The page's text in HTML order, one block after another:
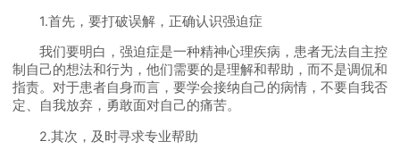
1.首先，要打破误解，正确认识强迫症
我们要明白，强迫症是一种精神心理疾病，患者无法自主控
制自己的想法和行为，他们需要的是理解和帮助，而不是调侃和
指责。对于患者自身而言，要学会接纳自己的病情，不要自我否
定、自我放弃，勇敢面对自己的痛苦。
2.其次，及时寻求专业帮助